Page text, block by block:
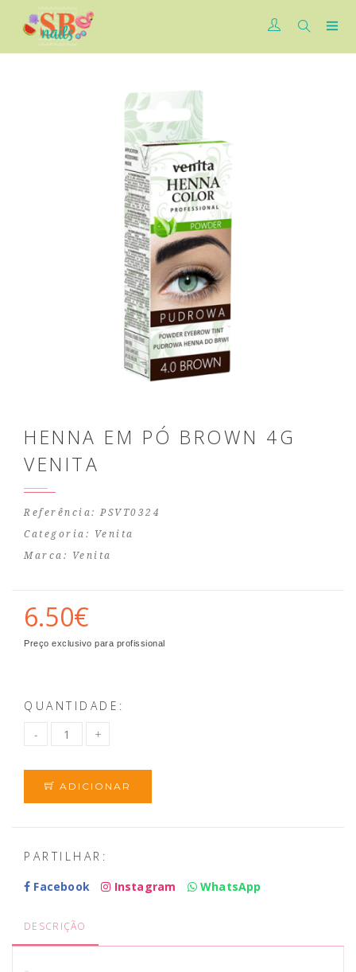
HENNA EM PÓ BROWN 4G
VENITA
Referência: PSVT0324
Categoria:
Venita
Marca:
Venita
6.50€
Preço exclusivo para profissional
QUANTIDADE:
ADICIONAR
PARTILHAR:
Facebook
Instagram WhatsApp
DESCRIÇÃO